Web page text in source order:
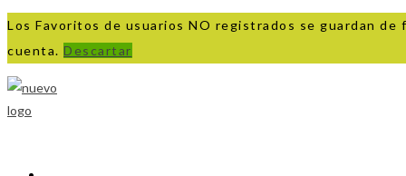
Los Favoritos de usuarios NO registrados se guardan
cuenta. Descartar
Ir
al